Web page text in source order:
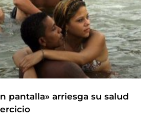
pantalla» arriesga su salud